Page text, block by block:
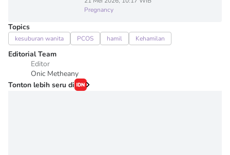
Pregnancy
Topics
kesuburan wanita PCOS hamil Kehamilan
Editorial Team
Editor
Onic Metheany
Tonton lebih seru di